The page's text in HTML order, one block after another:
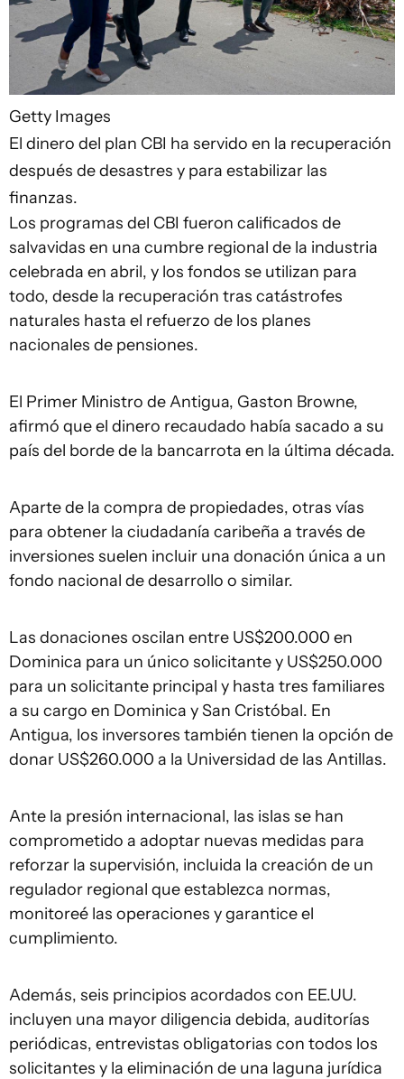
Getty Images
El dinero del plan CBI ha servido en la recuperación
después de desastres y para estabilizar las
finanzas.
Los programas del CBI fueron calificados de
salvavidas en una cumbre regional de la industria
celebrada en abril, y los fondos se utilizan para
todo, desde la recuperación tras catástrofes
naturales hasta el refuerzo de los planes
nacionales de pensiones.
El Primer Ministro de Antigua, Gaston Browne,
afirmó que el dinero recaudado había sacado a su
país del borde de la bancarrota en la última década.
Aparte de la compra de propiedades, otras vías
para obtener la ciudadanía caribeña a través de
inversiones suelen incluir una donación única a un
fondo nacional de desarrollo o similar.
Las donaciones oscilan entre US$200.000 en
Dominica para un único solicitante y US$250.000
para un solicitante principal y hasta tres familiares
a su cargo en Dominica y San Cristóbal. En
Antigua, los inversores también tienen la opción de
donar US$260.000 a la Universidad de las Antillas.
Ante la presión internacional, las islas se han
comprometido a adoptar nuevas medidas para
reforzar la supervisión, incluida la creación de un
regulador regional que establezca normas,
monitoreé las operaciones y garantice el
cumplimiento.
Además, seis principios acordados con EE.UU.
incluyen una mayor diligencia debida, auditorías
periódicas, entrevistas obligatorias con todos los
solicitantes y la eliminación de una laguna jurídica